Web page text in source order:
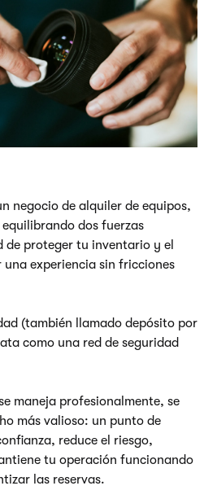
negocio de alquiler de equipos,
dos fuerzas
de proteger tu inventario y el
experiencia sin fricciones
(también llamado depósito por
como una red de seguridad
maneja profesionalmente, se
más valioso: un punto de
reduce el riesgo,
tu operación funcionando
las reservas.